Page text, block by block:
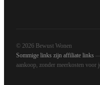
© 2026 Bewust Wonen
Sommige links zijn affiliate links —
aankoop, zonder meerkosten voor